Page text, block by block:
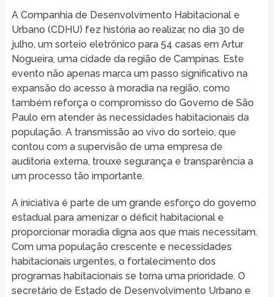
A Companhia de Desenvolvimento Habitacional e
Urbano (CDHU) fez história ao realizar, no dia 30 de
julho, um sorteio eletrônico para 54 casas em Artur
Nogueira, uma cidade da região de Campinas. Este
evento não apenas marca um passo significativo na
expansão do acesso à moradia na região, como
também reforça o compromisso do Governo de São
Paulo em atender às necessidades habitacionais da
população. A transmissão ao vivo do sorteio, que
contou com a supervisão de uma empresa de
auditoria externa, trouxe segurança e transparência a
um processo tão importante.
A iniciativa é parte de um grande esforço do governo
estadual para amenizar o déficit habitacional e
proporcionar moradia digna aos que mais necessitam.
Com uma população crescente e necessidades
habitacionais urgentes, o fortalecimento dos
programas habitacionais se torna uma prioridade. O
secretário de Estado de Desenvolvimento Urbano e